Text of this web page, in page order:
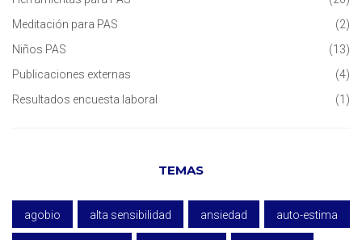
Meditación para PAS
(2)
Niños PAS
(13)
Publicaciones externas
(4)
Resultados encuesta laboral
(1)
TEMAS
agobio alta sensibilidad ansiedad auto-estima